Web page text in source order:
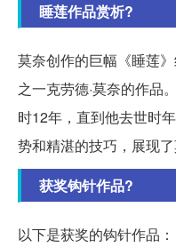
睡莲作品赏析?
莫奈创作的巨幅《睡莲
之一克劳德·莫奈的作品
时12年，直到他去世时
势和精湛的技巧，展现
获奖钩针作品?
以下是获奖的钩针作品：